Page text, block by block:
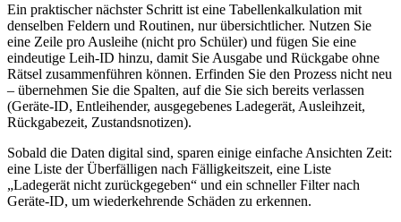
Ein praktischer nächster Schritt ist eine Tabellenkalkulation mit
denselben Feldern und Routinen, nur übersichtlicher. Nutzen Sie
eine Zeile pro Ausleihe (nicht pro Schüler) und fügen Sie eine
eindeutige Leih-ID hinzu, damit Sie Ausgabe und Rückgabe ohne
Rätsel zusammenführen können. Erfinden Sie den Prozess nicht neu
– übernehmen Sie die Spalten, auf die Sie sich bereits verlassen
(Geräte-ID, Entleihender, ausgegebenes Ladegerät, Ausleihzeit,
Rückgabezeit, Zustandsnotizen).
Sobald die Daten digital sind, sparen einige einfache Ansichten Zeit:
eine Liste der Überfälligen nach Fälligkeitszeit, eine Liste
„Ladegerät nicht zurückgegeben“ und ein schneller Filter nach
Geräte-ID, um wiederkehrende Schäden zu erkennen.